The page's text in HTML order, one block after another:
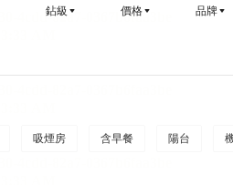
鉆級 價格 品牌
吸煙房 含早餐 陽台